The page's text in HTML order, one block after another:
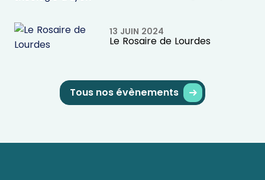
13 JUIN 2024
Le Rosaire de Lourdes
Tous nos évènements